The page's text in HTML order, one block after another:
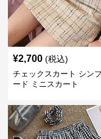
¥2,700 (税込)
チェックスカート シン
ード ミニスカート